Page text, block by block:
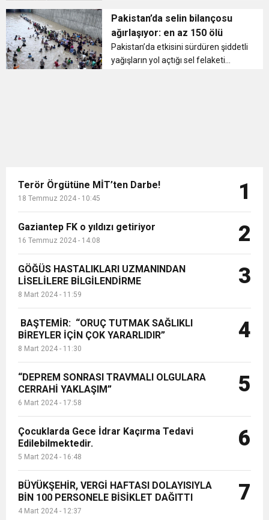
buluşturdu
11:36 Hareketsiz yaşam diyabete neden oluyor
11:32 Dr. Öcük, karın germe estetiği ile ilgili bilgi verdi
görevden alınan Başbakan Imran
Khan’ın destekçileri sokaklara
çıkarak, kararı protesto etti....
Pakistan’da selin bilançosu
ağırlaşıyor: en az 150 ölü
Pakistan’da etkisini sürdüren şiddetli
yağışların yol açtığı sel felaketi
Terör Örgütüne MİT’ten Darbe!
18 Temmuz 2024 - 10:45 1
Gaziantep FK o yıldızı getiriyor
16 Temmuz 2024 - 14:08 2
GÖĞÜS HASTALIKLARI UZMANINDAN
LİSELİLERE BİLGİLENDİRME
8 Mart 2024 - 11:59
3
BAŞTEMİR: “ORUÇ TUTMAK SAĞLIKLI
BİREYLER İÇİN ÇOK YARARLIDIR”
8 Mart 2024 - 11:30
4
“DEPREM SONRASI TRAVMALI OLGULARA
CERRAHİ YAKLAŞIM”
6 Mart 2024 - 17:58
5
Çocuklarda Gece İdrar Kaçırma Tedavi
Edilebilmektedir.
5 Mart 2024 - 16:48
6
BÜYÜKŞEHİR, VERGİ HAFTASI DOLAYISIYLA
BİN 100 PERSONELE BİSİKLET DAĞITTI
4 Mart 2024 - 12:37
7